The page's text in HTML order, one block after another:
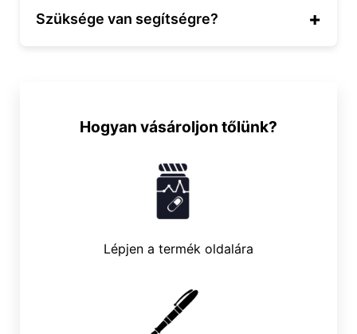
Szüksége van segítségre?
Hogyan vásároljon tőlünk?
Lépjen a termék oldalára